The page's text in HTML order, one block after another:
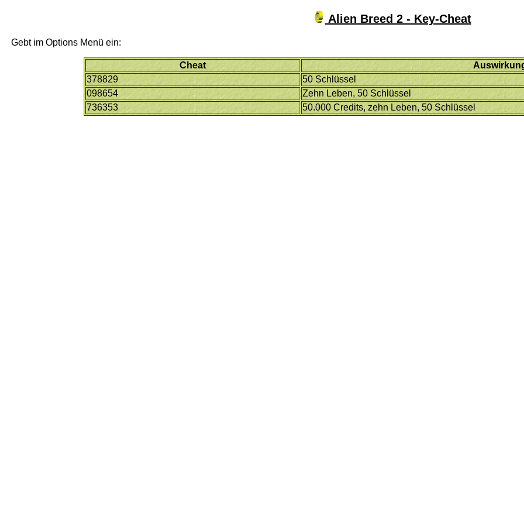
Alien Breed 2 - Key-Cheat
Gebt im Options Menü ein:
Cheat
378829
50 Schlüssel
098654
Zehn Leben, 50 Schlüssel
736353
50.000 Credits, zehn Leben, 50 Schlüssel